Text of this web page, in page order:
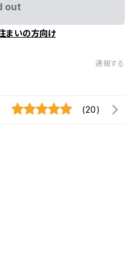
out
まいの方向け
通報する
(20)